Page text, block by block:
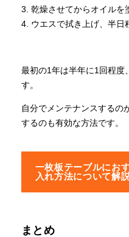
3. 乾燥させてからオイルを
4. ウエスで拭き上げ、半日
最初の1年は半年に1回程度
す。
自分でメンテナンスするの
するのも有効な方法です。
一枚板テーブルにお
入れ方法について解
まとめ